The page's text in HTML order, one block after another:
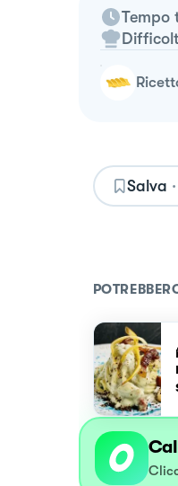
Tempo
Salva ·